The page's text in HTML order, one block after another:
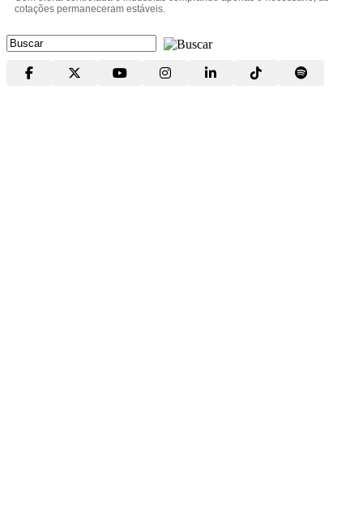
cotações permaneceram estáveis.